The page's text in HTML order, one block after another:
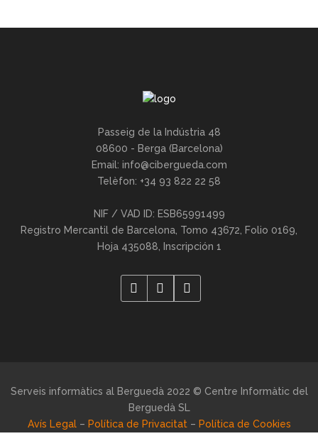
Passeig de la Indústria 48
08600 - Berga (Barcelona)
Email: info@cibergueda.com
Telèfon: +34 93 822 22 58
NIF / VAD ID: ESB65991499
Registro Mercantil de Barcelona, Tomo 43672, Folio 0169,
Hoja 435088, Inscripción 1
Serveis informàtics al Berguedà 2022 © Centre Informàtic del
Berguedà SL
Avís Legal– Política de Privacitat– Política de Cookies